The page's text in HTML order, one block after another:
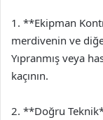
1. **Ekipman
merdivenin ve
Yıpranmış veya
kaçının.
2. **Doğru